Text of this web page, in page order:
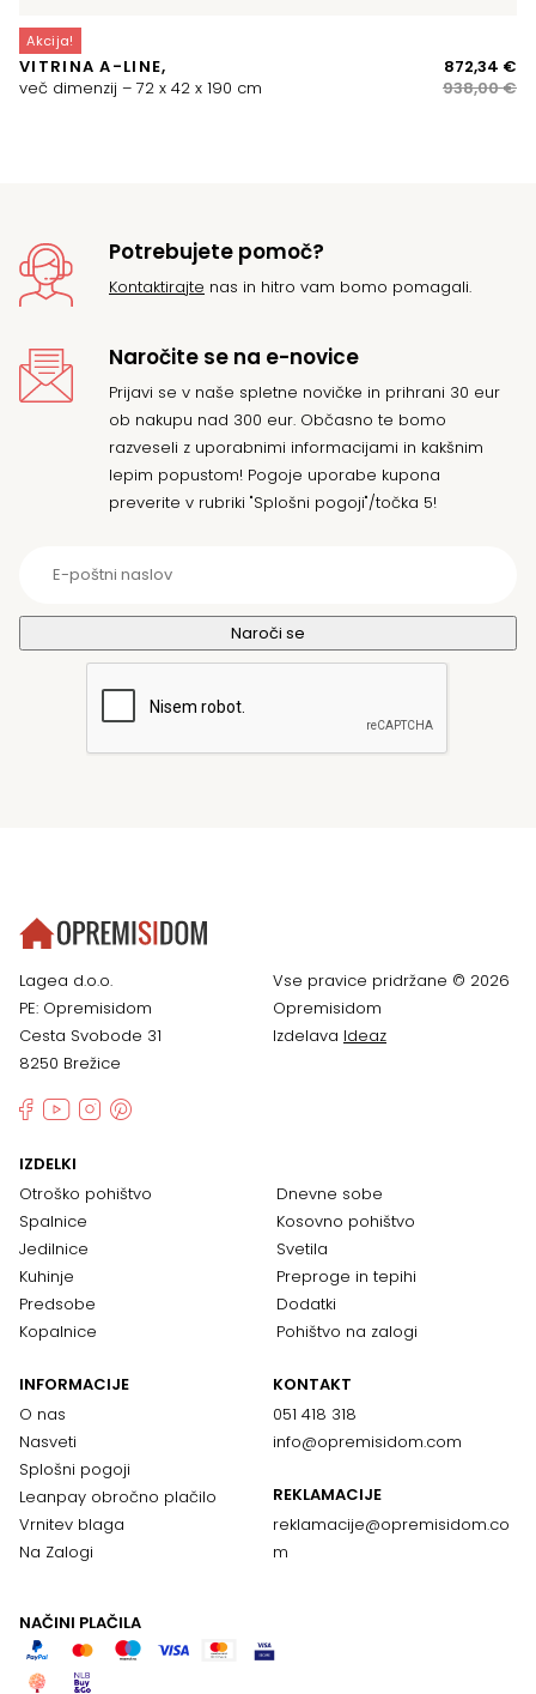
Akcija!
VITRINA A-LINE,
več dimenzij – 72 x 42 x 190 cm
938,00€
872,34 €
Potrebujete pomoč?
Kontaktirajte nas in hitro vam bomo pomagali.
Naročite se na e-novice
Prijavi se v naše spletne novičke in prihrani 30 eur
ob nakupu nad 300 eur. Občasno te bomo
razveseli z uporabnimi informacijami in kakšnim
lepim popustom! Pogoje uporabe kupona
preverite v rubriki "Splošni pogoji"/točka 5!
Lagea d.o.o.
PE: Opremisidom
Cesta Svobode 31
8250 Brežice
Vse pravice pridržane © 2026
Opremisidom
Izdelava Ideaz
IZDELKI
Otroško pohištvo
Spalnice
Jedilnice
Kuhinje
Predsobe
Kopalnice
Dnevne sobe
Kosovno pohištvo
Svetila
Preproge in tepihi
Dodatki
Pohištvo na zalogi
INFORMACIJE
O nas
Nasveti
Splošni pogoji
Leanpay obročno plačilo
Vrnitev blaga
Na Zalogi
KONTAKT
051 418 318
info@opremisidom.com
REKLAMACIJE
reklamacije@opremisidom.co
m
NAČINI PLAČILA